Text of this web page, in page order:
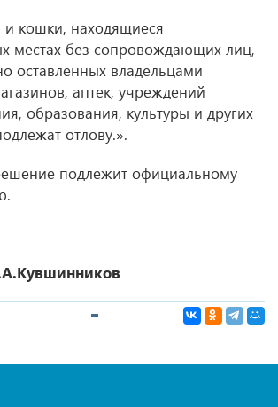
и кошки, находящиеся
местах без сопровождающих лиц,
оставленных владельцами
аптек, учреждений
образования, культуры и других
отлову.».
подлежит официальному